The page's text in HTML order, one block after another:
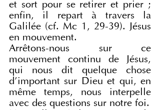
et sort pour se retirer et prier ;
enfin, il repart à travers la
Galilée (cf. Mc 1, 29-39). Jésus
en mouvement.
Arrêtons-nous sur ce
mouvement continu de Jésus,
qui nous dit quelque chose
d'important sur Dieu et qui, en
même temps, nous interpelle
avec des questions sur notre foi.